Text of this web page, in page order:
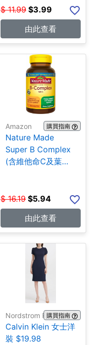
$ 11.99 $3.99
由此查看
Amazon 購買指南
Nature Made
Super B Complex
(含維他命C及葉酸)
$ 16.19 $5.94
由此查看
Nordstrom Rack購買指南
Calvin Klein 女士洋
裝 $19.98